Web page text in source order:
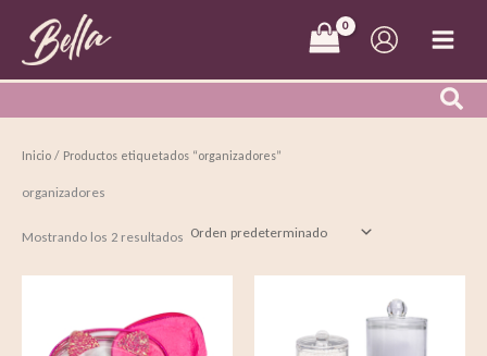
contenido
Inicio / Productos etiquetados “organizadores”
organizadores
Mostrando los 2 resultados